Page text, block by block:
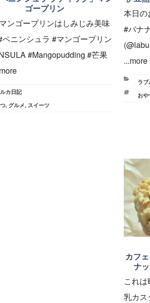
日:
ゴープリン
ンゴープリンはしみじみ美味
ペニンシュラ #マンゴープリン
#Mangopudding #芒果
カ日記
, グルメ, スイーツ
本日の
#バナ
...more
カ
テ
ラ
タ
おや
カフ
ナ
これ
乳カス